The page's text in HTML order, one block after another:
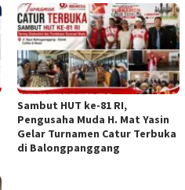
Sambut HUT ke-81 RI,
Pengusaha Muda H. Mat Yasin
Gelar Turnamen Catur Terbuka
di Balongpanggang